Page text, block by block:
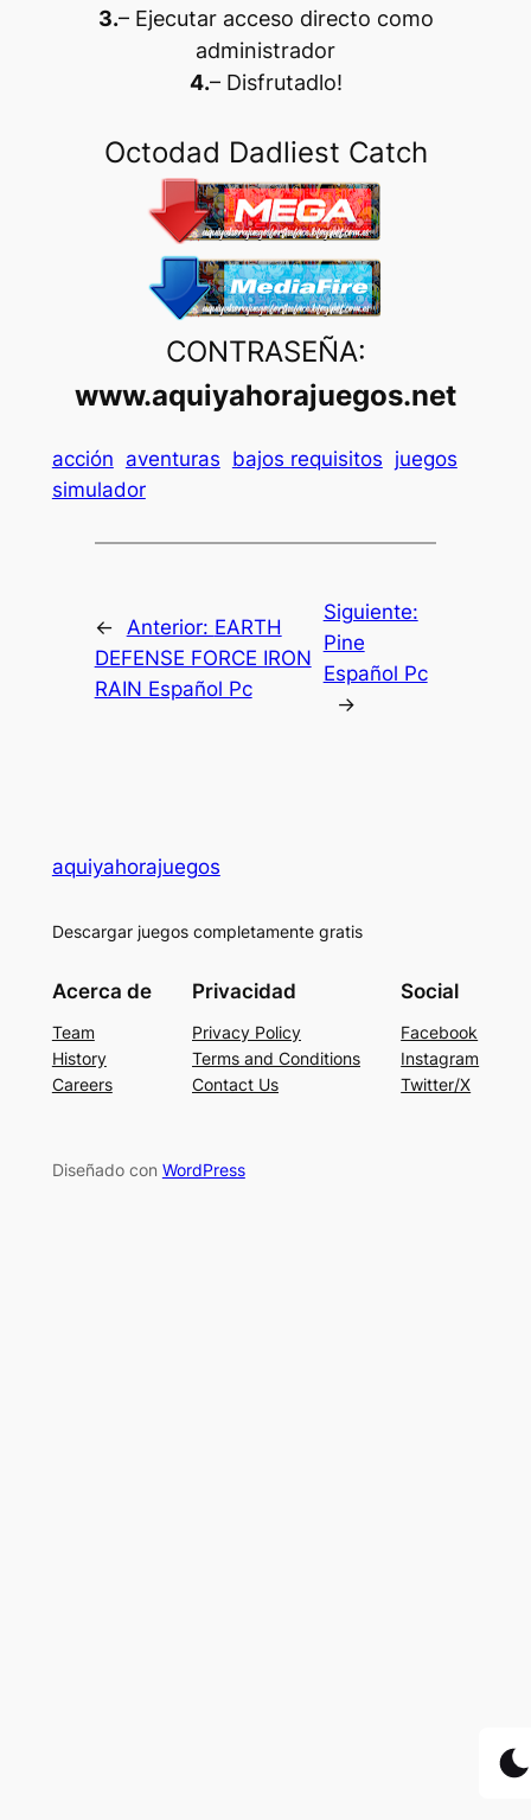
3.– Ejecutar acceso directo como
administrador
4.– Disfrutadlo!
Octodad Dadliest Catch
CONTRASEÑA:
www.aquiyahorajuegos.net
acción aventuras bajos requisitos juegos
simulador
← Anterior: EARTH
DEFENSE FORCE IRON
RAIN Español Pc
Siguiente:
Pine
Español Pc
→
aquiyahorajuegos
Descargar juegos completamente gratis
Acerca de
Team
History
Careers
Privacidad
Privacy Policy
Terms and Conditions
Contact Us
Social
Facebook
Instagram
Twitter/X
Diseñado con WordPress